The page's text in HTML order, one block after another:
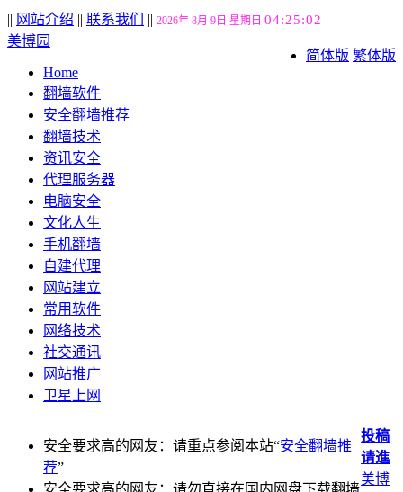
|| 网站介绍 || 联系我们 || 2026年 8月 9日 星期日 04:25:03
简体版 繁体版
美博园
Home
翻墙软件
安全翻墙推荐
翻墙技术
资讯安全
代理服务器
电脑安全
文化人生
手机翻墙
自建代理
网站建立
常用软件
网络技术
社交通讯
网站推广
卫星上网
安全要求高的网友：请重点参阅本站“安全翻墙推
荐”
安全要求高的网友：请勿直接在国内网盘下载翻墙
投稿
请進
美博